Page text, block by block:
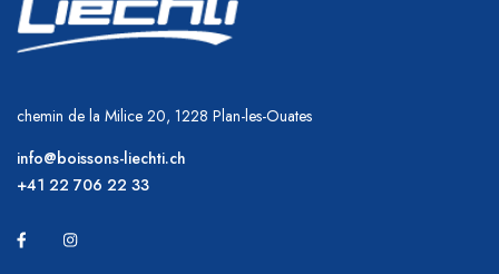
chemin de la Milice 20, 1228 Plan-les-Ouates
info@boissons-liechti.ch
+41 22 706 22 33